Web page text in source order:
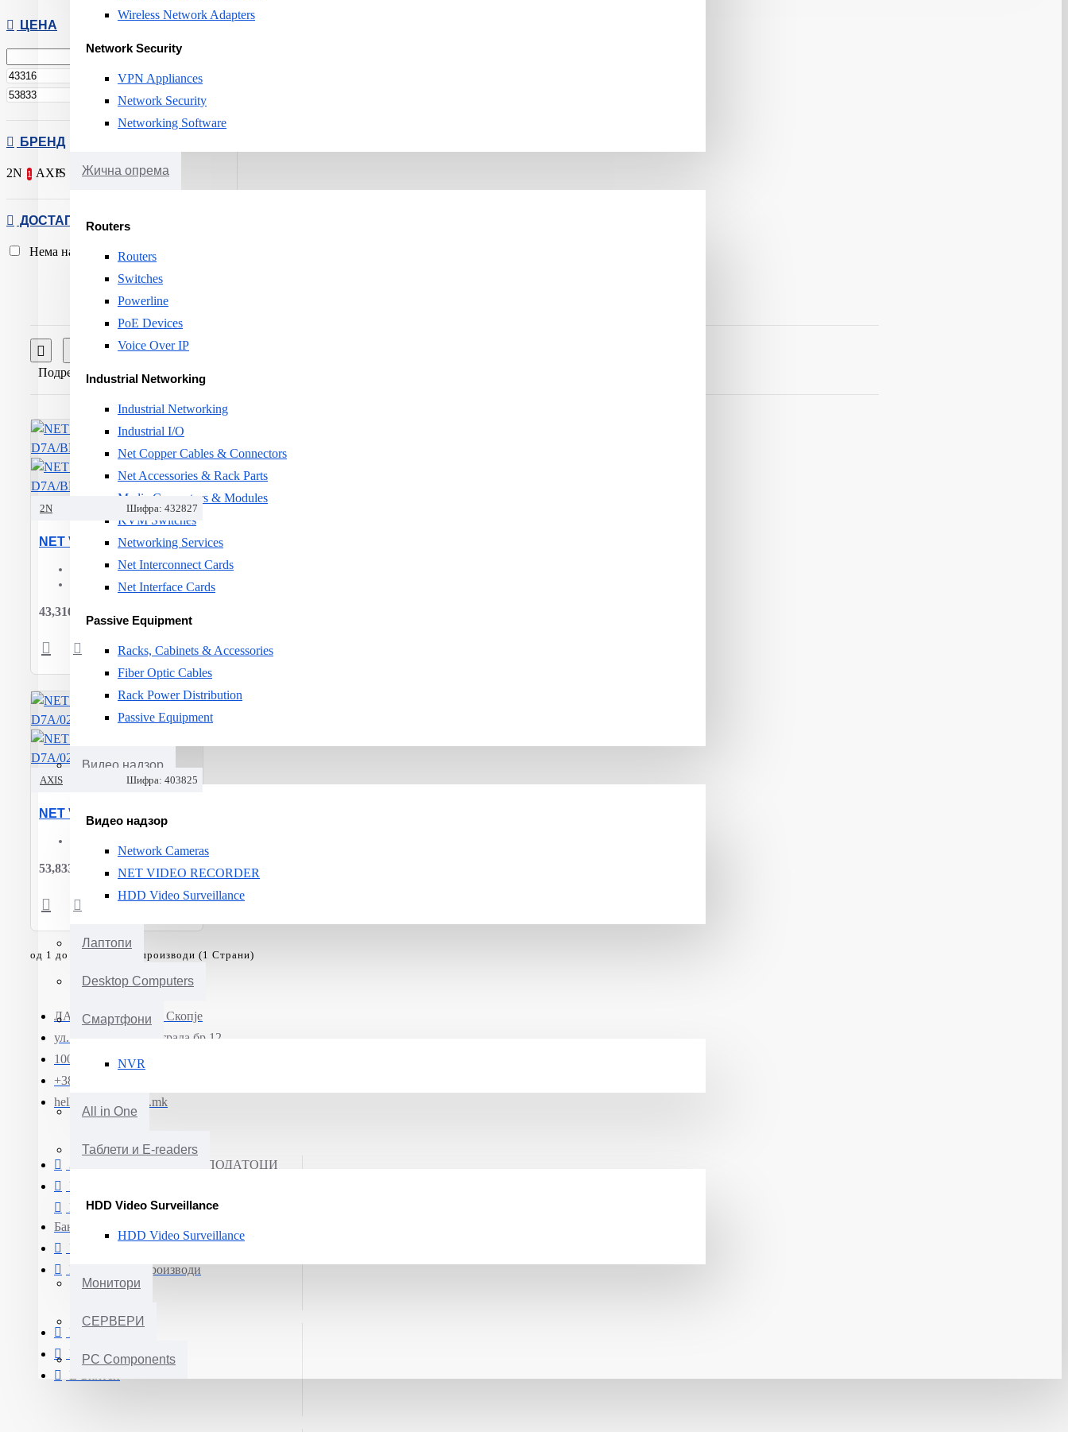
Wireless Network Adapters
Network Security
VPN Appliances
Network Security
Networking Software
Жична опрема
Routers
Routers
Switches
Powerline
PoE Devices
Voice Over IP
Industrial Networking
Industrial Networking
Industrial I/O
Net Copper Cables & Connectors
Net Accessories & Rack Parts
Media Convertors & Modules
KVM Switches
Networking Services
Net Interconnect Cards
Net Interface Cards
Passive Equipment
Racks, Cabinets & Accessories
Fiber Optic Cables
Rack Power Distribution
Passive Equipment
Видео надзор
Видео надзор
Network Cameras
NET VIDEO RECORDER
HDD Video Surveillance
Лаптопи
Desktop Computers
Смартфони
NVR
All in One
Таблети и E-readers
HDD Video Surveillance
HDD Video Surveillance
Монитори
СЕРВЕРИ
PC Components
ЦЕНА
ден.
ден.
БРЕНД
2N 1 AXIS
ДОСТАПНОСТ
Нема на залиха 2
Спореди
Подреди:
2N Шифра: 432827
NET VOIP PHONE D7A/BLACK 1120102 2N
Voice-over-IP phone
Wireless LAN: Yes
43,316ден.
AXIS Шифра: 403825
53,833ден.
од 1 до 2 | вкупно: 2 производи (1 Страни)
ЛАПТОП МК ДОО Скопје
ул. Јадранска магистрала бр.12
1000 Скопје, Северна Македонија
+389 (0)71 331 190
hello@smartphone.mk
ЗАШТИТА НА ЛИЧНИ ПОДАТОЦИ
Информации за испорака
Плаќање преку Електронско
Банкарство
Услови и правила за купување
Гаранција на производи
Мој профил
Нарачки
Е-Билтен